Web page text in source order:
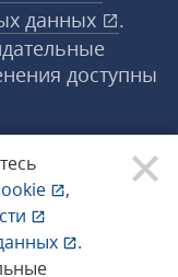
,
.
данных
.
доступны
Все права